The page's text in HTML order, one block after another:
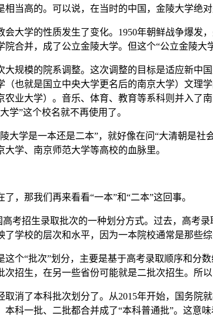
当高的。可以说，在当时的中国，金陵大学绝对
会大学的性质发生了变化。1950年朝鲜战争爆
合并，成了公立金陵大学。但这个“公立金陵大
大规模的院系调整。这次调整的目标是适应新中
（也就是国立中央大学更名后的南京大学）文理
农业大学）。音乐、体育、教育等系科则并入
学”这个校名就不再使用了。
大学是一本还是二本”，就好像在问“大清朝是
学、南京师范大学等高校的血脉里。
，那我们再来看看“一本”和“二本”这回事。
高考招生录取批次的一种划分方式。过去，高考
学校的层次和水平，因为一本院校通常是那些
这个“批次”划分，主要是基于高考录取顺序和分
招生，在另一些省份可能就是二批次招生。所
取消了本科批次划分了。从2015年开始，国务
科一批、二批都合并成了“本科普通批”。这意